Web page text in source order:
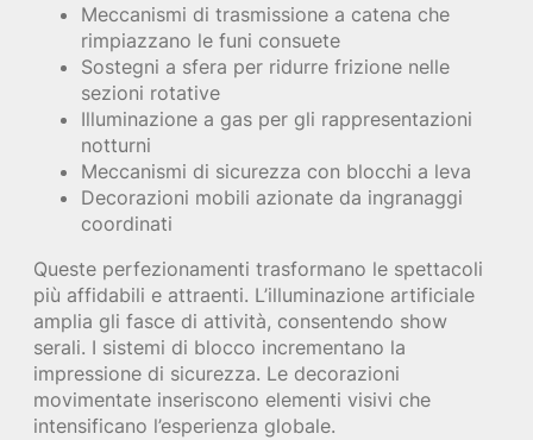
Meccanismi di trasmissione a catena che
rimpiazzano le funi consuete
Sostegni a sfera per ridurre frizione nelle
sezioni rotative
Illuminazione a gas per gli rappresentazioni
notturni
Meccanismi di sicurezza con blocchi a leva
Decorazioni mobili azionate da ingranaggi
coordinati
Queste perfezionamenti trasformano le spettacoli
più affidabili e attraenti. L’illuminazione artificiale
amplia gli fasce di attività, consentendo show
serali. I sistemi di blocco incrementano la
impressione di sicurezza. Le decorazioni
movimentate inseriscono elementi visivi che
intensificano l’esperienza globale.